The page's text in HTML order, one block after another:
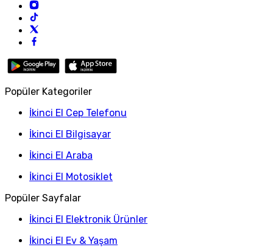
Popüler Kategoriler
İkinci El Cep Telefonu
İkinci El Bilgisayar
İkinci El Araba
İkinci El Motosiklet
Popüler Sayfalar
İkinci El Elektronik Ürünler
İkinci El Ev & Yaşam